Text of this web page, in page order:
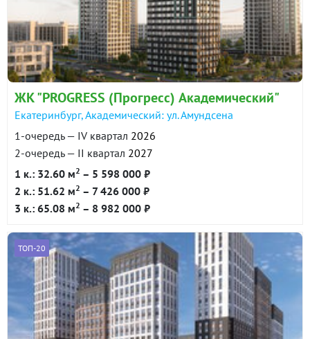
ЖК "PROGRESS (Прогресс) Академический"
Екатеринбург, Академический: ул. Амундсена
1-очередь — IV квартал 2026
2-очередь — II квартал 2027
1 к.: 32.60 м2 – 5 598 000 ₽
2 к.: 51.62 м2 – 7 426 000 ₽
3 к.: 65.08 м2 – 8 982 000 ₽
ТОП-20